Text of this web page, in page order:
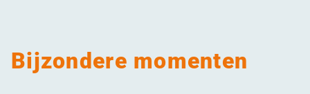
Bijzondere momenten